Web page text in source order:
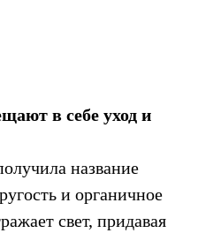
в себе уход и
название
и органичное
свет, придавая